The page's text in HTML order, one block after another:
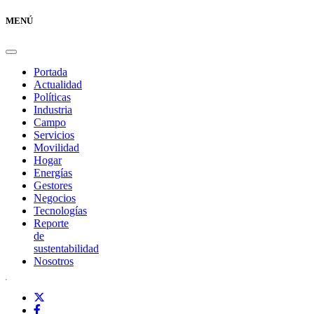
MENÚ
Portada
Actualidad
Políticas
Industria
Campo
Servicios
Movilidad
Hogar
Energías
Gestores
Negocios
Tecnologías
Reporte
de
sustentabilidad
Nosotros